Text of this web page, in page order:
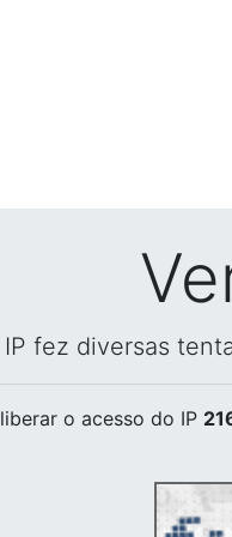
IP fez diversas
o acesso do IP